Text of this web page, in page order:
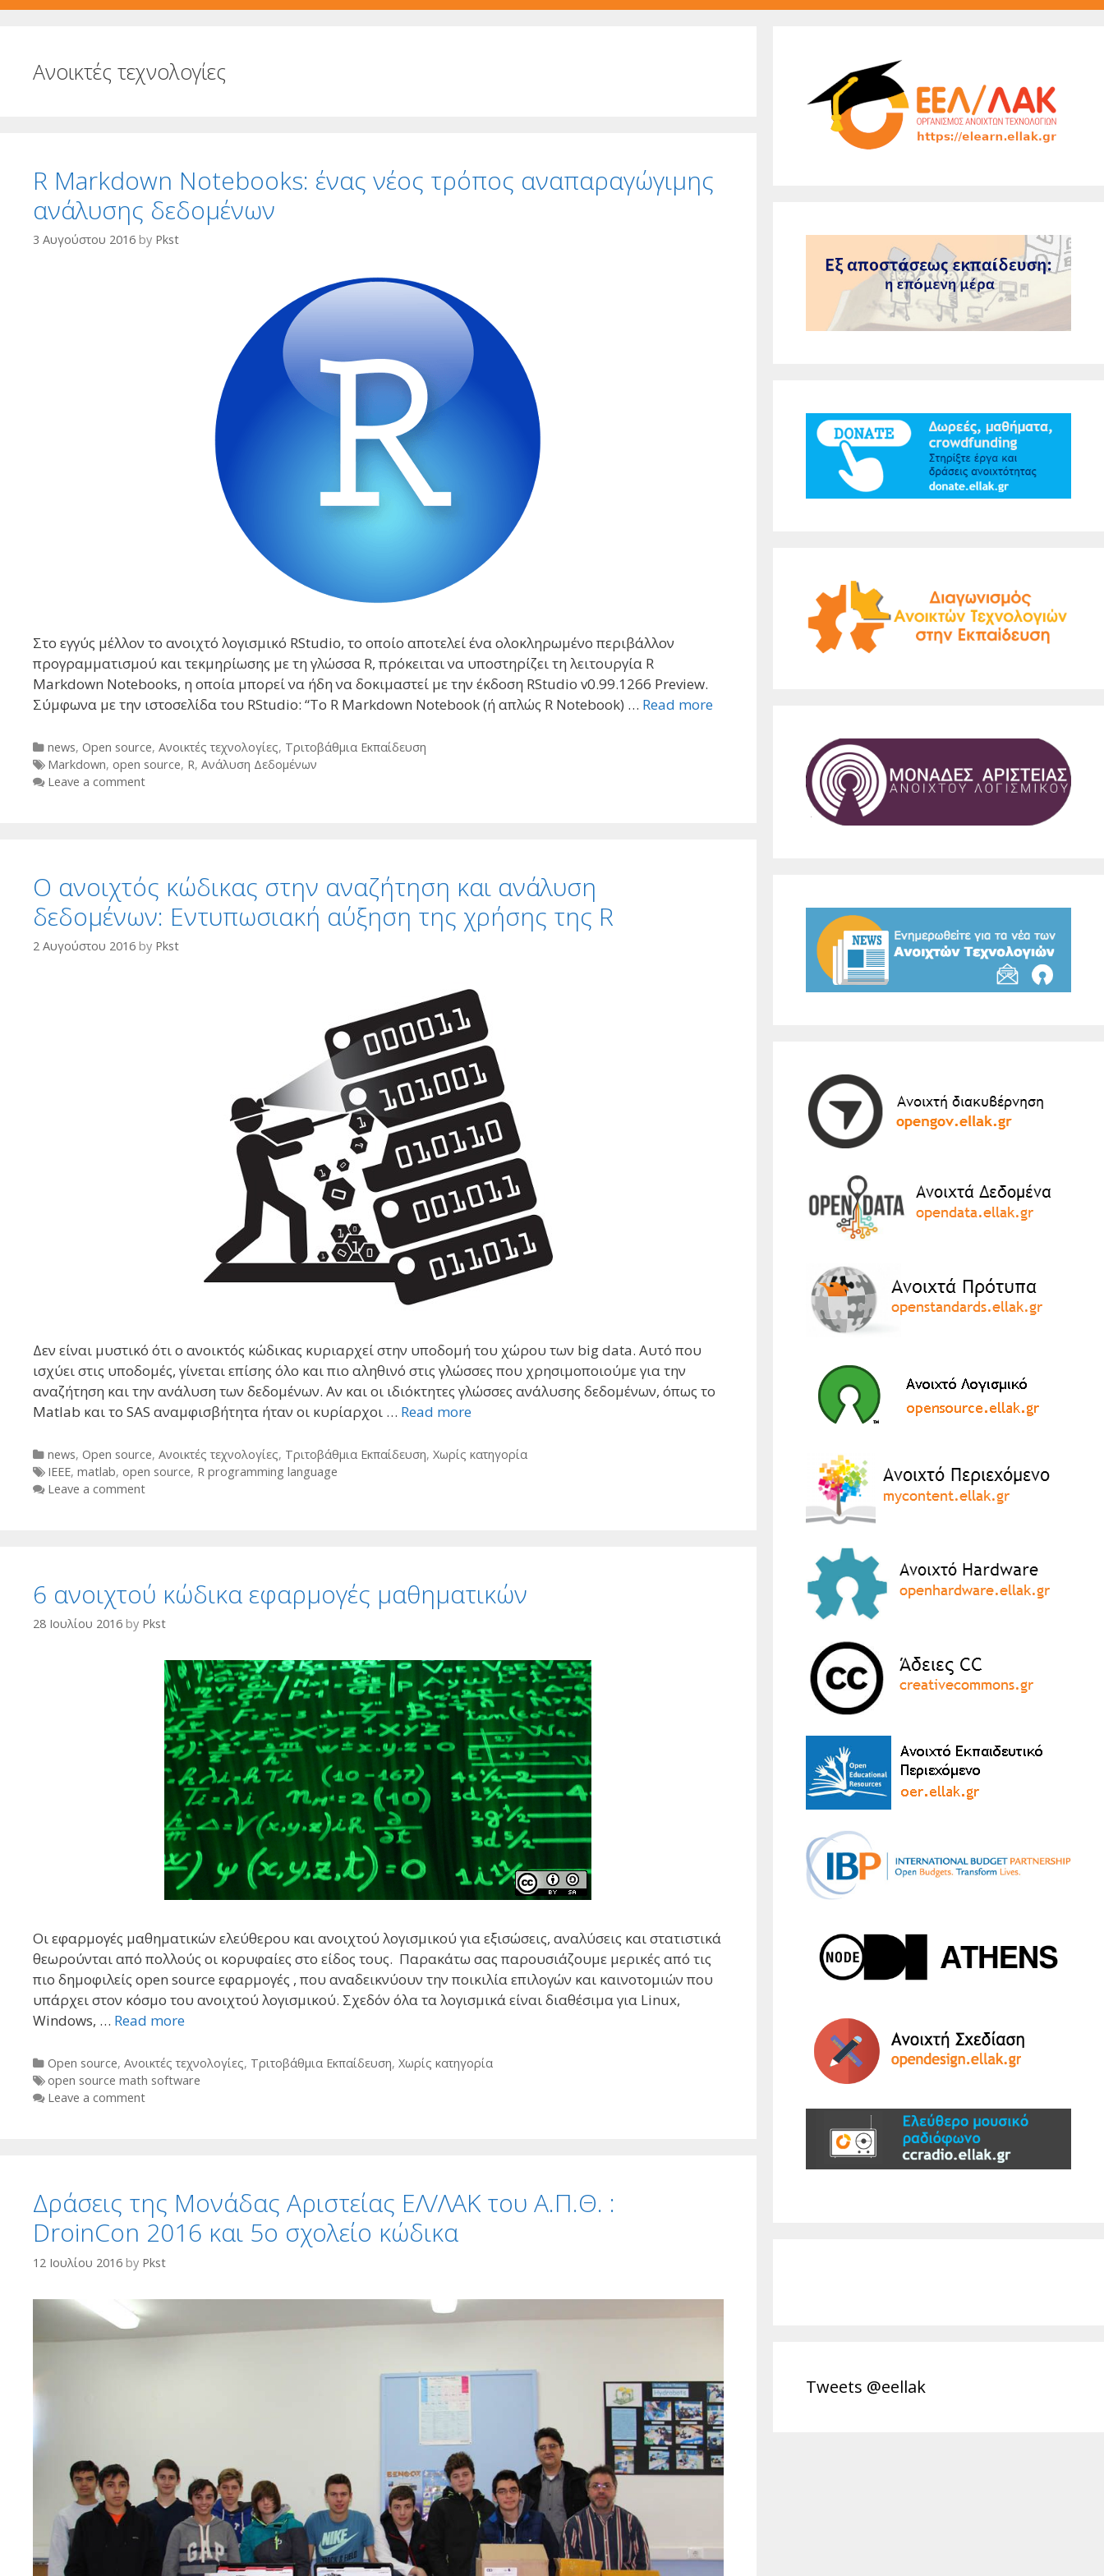
Ανοικτές τεχνολογίες
R Markdown Notebooks: ένας νέος τρόπος αναπαραγώγιµης
ανάλυσης δεδομένων
3 Αυγούστου 2016 by Pkst
Στο εγγύς μέλλον το ανοιχτό λογισμικό RStudio, το οποίο αποτελεί ένα ολοκληρωμένο περιβάλλον
προγραμματισμού και τεκμηρίωσης με τη γλώσσα R, πρόκειται να υποστηρίζει τη λειτουργία R
Markdown Notebooks, η οποία μπορεί να ήδη να δοκιμαστεί με την έκδοση RStudio v0.99.1266 Preview.
Σύμφωνα με την ιστοσελίδα του RStudio: “Το R Markdown Notebook (ή απλώς R Notebook) … Read more
Categories
news, Open source, Ανοικτές τεχνολογίες, Τριτοβάθμια Εκπαίδευση
Tags
Markdown, open source, R, Ανάλυση Δεδομένων
Leave a comment
Ο ανοιχτός κώδικας στην αναζήτηση και ανάλυση
δεδομένων: Εντυπωσιακή αύξηση της χρήσης της R
2 Αυγούστου 2016 by Pkst
Δεν είναι μυστικό ότι o ανοικτός κώδικας κυριαρχεί στην υποδομή του χώρου των big data. Αυτό που
ισχύει στις υποδομές, γίνεται επίσης όλο και πιο αληθινό στις γλώσσες που χρησιμοποιούμε για την
αναζήτηση και την ανάλυση των δεδομένων. Αν και οι ιδιόκτητες γλώσσες ανάλυσης δεδομένων, όπως το
Matlab και το SAS αναμφισβήτητα ήταν οι κυρίαρχοι … Read more
Categories
news, Open source, Ανοικτές τεχνολογίες, Τριτοβάθμια Εκπαίδευση, Χωρίς κατηγορία
Tags
IEEE, matlab, open source, R programming language
Leave a comment
6 ανοιχτού κώδικα εφαρμογές μαθηματικών
28 Ιουλίου 2016 by Pkst
Οι εφαρμογές μαθηματικών ελεύθερου και ανοιχτού λογισμικού για εξισώσεις, αναλύσεις και στατιστικά
θεωρούνται από πολλούς οι κορυφαίες στο είδος τους. Παρακάτω σας παρουσιάζουμε μερικές από τις
πιο δημοφιλείς open source εφαρμογές , που αναδεικνύουν την ποικιλία επιλογών και καινοτομιών που
υπάρχει στον κόσμο του ανοιχτού λογισμικού. Σχεδόν όλα τα λογισμικά είναι διαθέσιμα για Linux,
Windows, … Read more
Categories
Open source, Ανοικτές τεχνολογίες, Τριτοβάθμια Εκπαίδευση, Χωρίς κατηγορία
Tags
open source math software
Leave a comment
Δράσεις της Μονάδας Αριστείας ΕΛ/ΛΑΚ του Α.Π.Θ. :
DroinCon 2016 και 5ο σχολείο κώδικα
12 Ιουλίου 2016 by Pkst
Tweets @eellak